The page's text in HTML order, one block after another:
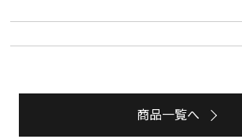
商品一覧へ